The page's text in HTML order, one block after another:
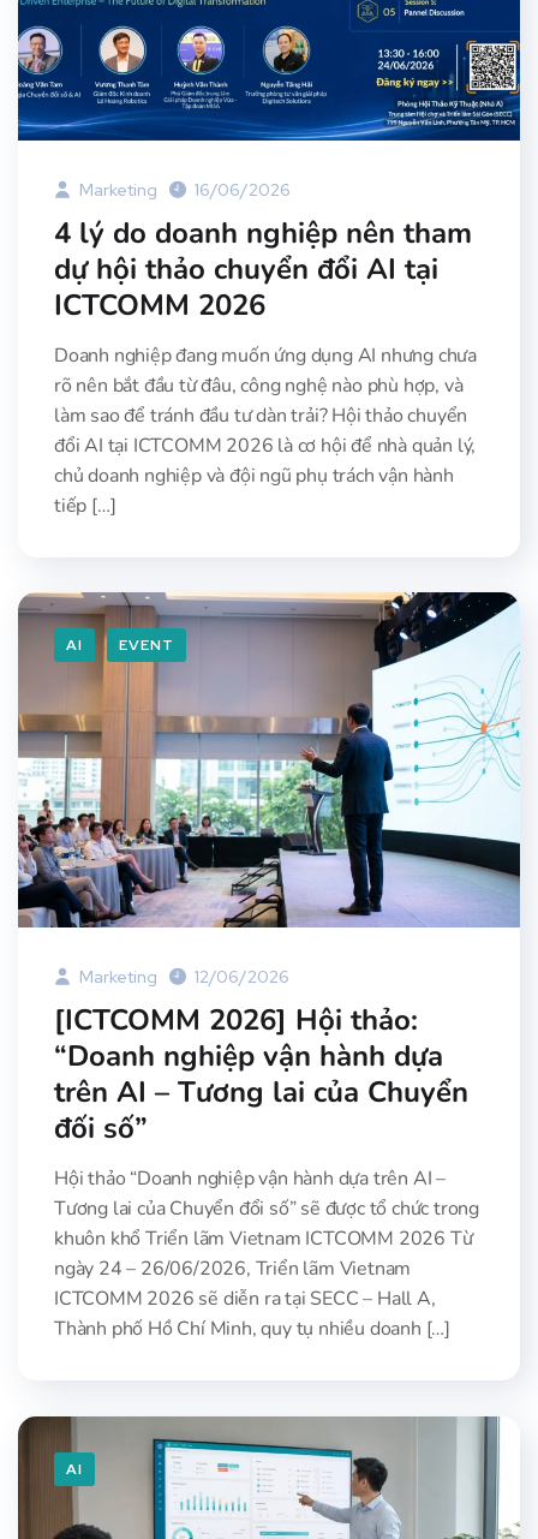
Marketing 16/06/2026
4 lý do doanh nghiệp nên tham
dự hội thảo chuyển đổi AI tại
ICTCOMM 2026
Doanh nghiệp đang muốn ứng dụng AI nhưng chưa
rõ nên bắt đầu từ đâu, công nghệ nào phù hợp, và
làm sao để tránh đầu tư dàn trải? Hội thảo chuyển
đổi AI tại ICTCOMM 2026 là cơ hội để nhà quản lý,
chủ doanh nghiệp và đội ngũ phụ trách vận hành
tiếp […]
AI EVENT
Marketing 12/06/2026
[ICTCOMM 2026] Hội thảo:
“Doanh nghiệp vận hành dựa
trên AI – Tương lai của Chuyển
đối số”
Hội thảo “Doanh nghiệp vận hành dựa trên AI –
Tương lai của Chuyển đổi số” sẽ được tổ chức trong
khuôn khổ Triển lãm Vietnam ICTCOMM 2026 Từ
ngày 24 – 26/06/2026, Triển lãm Vietnam
ICTCOMM 2026 sẽ diễn ra tại SECC – Hall A,
Thành phố Hồ Chí Minh, quy tụ nhiều doanh […]
AI